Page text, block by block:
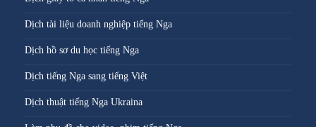
Dịch tài liệu doanh nghiệp tiếng Nga
Dịch hồ sơ du học tiếng Nga
Dịch tiếng Nga sang tiếng Việt
Dịch thuật tiếng Nga Ukraina